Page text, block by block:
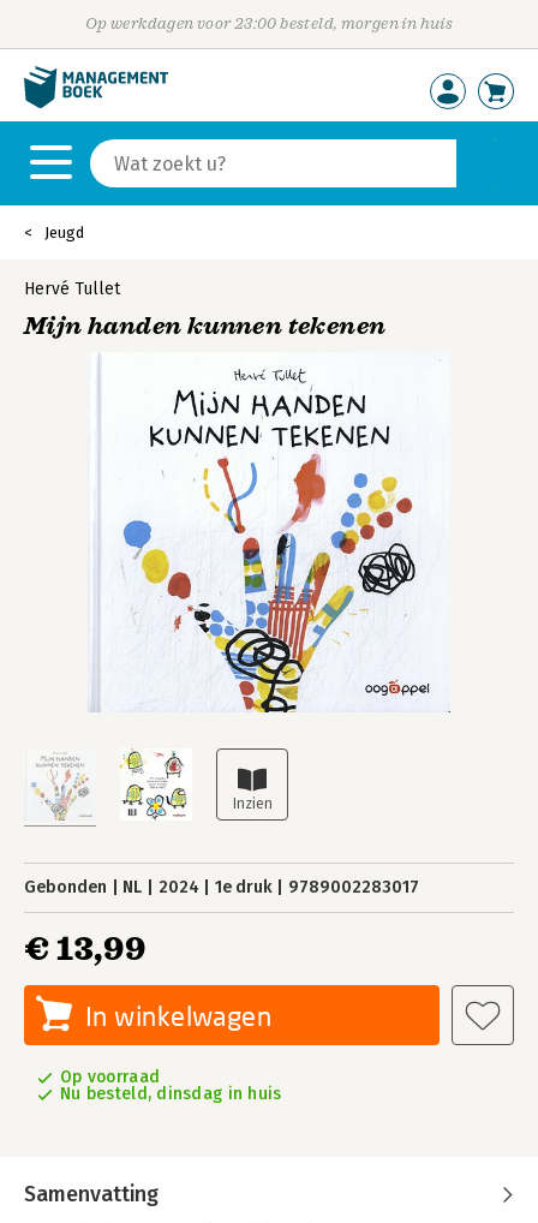
Op werkdagen voor 23:00 besteld, morgen in huis
Jeugd
Hervé Tullet
Mijn handen kunnen tekenen
Gebonden NL 2024 1e druk 9789002283017
€ 13,99
In winkelwagen
Op voorraad
Nu besteld, dinsdag in huis
Samenvatting